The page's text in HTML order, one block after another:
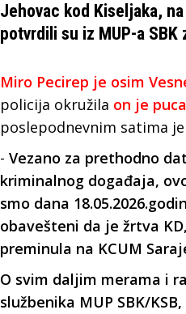
Jehovac kod Kiseljaka,
potvrdili su iz MUP-a SBK
Miro Pecirep je osim
policija okružila on je
poslepodnevnim satima
- Vezano za prethodno
kriminalnog događaja,
smo dana
obavešteni da je žrtva
preminula na KCUM
O svim daljim merama i
službenika MUP SBK/